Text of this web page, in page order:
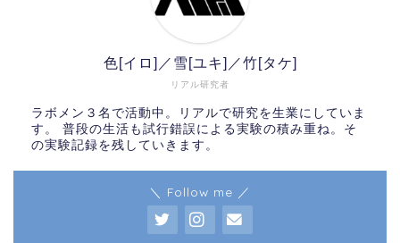
リアル研究者
色[イロ]／雪[ユキ]／竹[タケ]
ラボメン３名で活動中。リアルで研究を生業にしていま
す。 普段の生活も試行錯誤による実験の積み重ね。そ
の実験記録を残していきます。
＼ Follow me ／